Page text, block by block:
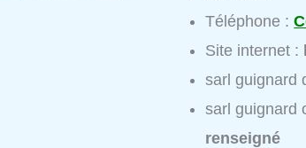
Téléphone :
Site internet :
sarl guignard
sarl guignard
renseigné